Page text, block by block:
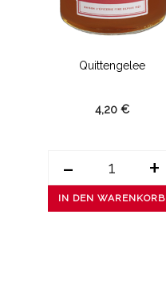
Quittengelee
4,20 €
- +
IN DEN WARENKORB